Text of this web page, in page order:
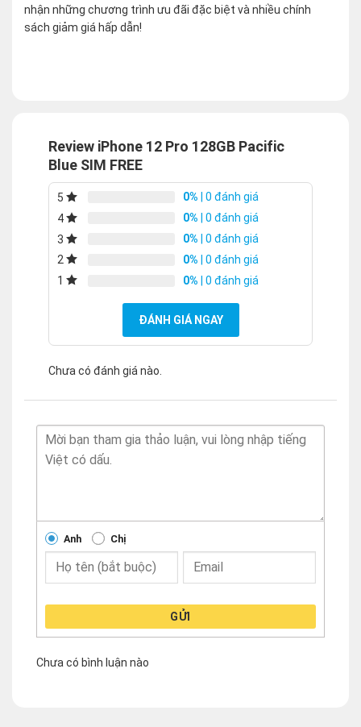
nhận những chương trình ưu đãi đặc biệt và nhiều chính
sách giảm giá hấp dẫn!
Review iPhone 12 Pro 128GB Pacific
Blue SIM FREE
5 0% | 0 đánh giá
4
0% | 0 đánh giá
3
0% | 0 đánh giá
2
0% | 0 đánh giá
1
0% | 0 đánh giá
ĐÁNH GIÁ NGAY
Chưa có đánh giá nào.
Anh Chị
GỬI
Chưa có bình luận nào